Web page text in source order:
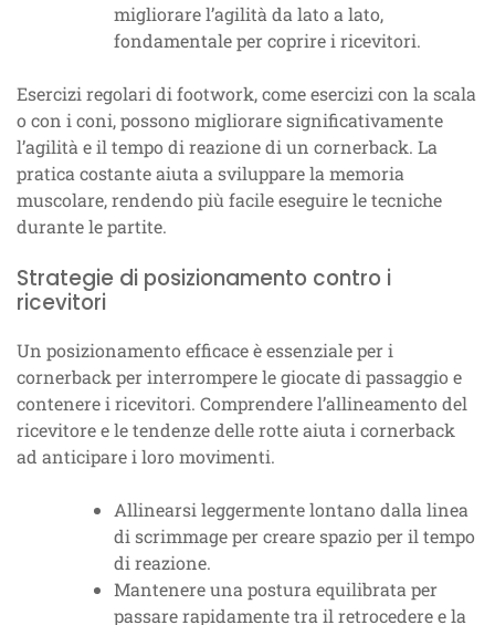
migliorare l’agilità da lato a lato,
fondamentale per coprire i ricevitori.
Esercizi regolari di footwork, come esercizi con la scala
o con i coni, possono migliorare significativamente
l’agilità e il tempo di reazione di un cornerback. La
pratica costante aiuta a sviluppare la memoria
muscolare, rendendo più facile eseguire le tecniche
durante le partite.
Strategie di posizionamento contro i
ricevitori
Un posizionamento efficace è essenziale per i
cornerback per interrompere le giocate di passaggio e
contenere i ricevitori. Comprendere l’allineamento del
ricevitore e le tendenze delle rotte aiuta i cornerback
ad anticipare i loro movimenti.
Allinearsi leggermente lontano dalla linea
di scrimmage per creare spazio per il tempo
di reazione.
Mantenere una postura equilibrata per
passare rapidamente tra il retrocedere e la